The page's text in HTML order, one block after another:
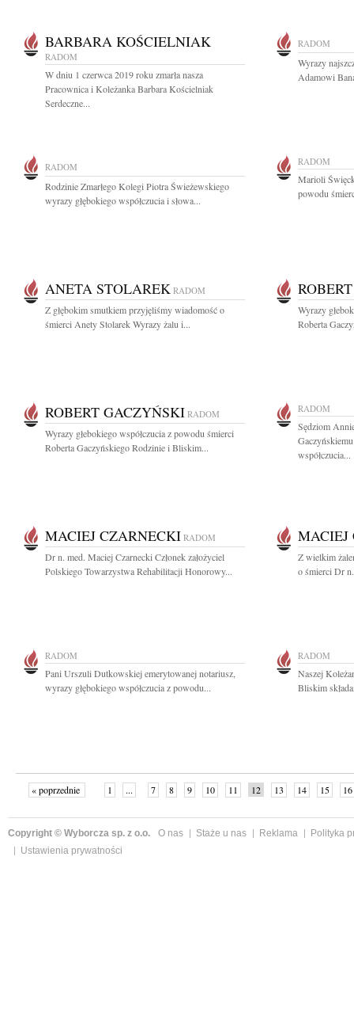
BARBARA KOŚCIELNIAK
RADOM
W dniu 1 czerwca 2019 roku zmarła nasza
Pracownica i Koleżanka Barbara Kościelniak
Serdeczne...
RADOM
Wyrazy
Adamowi
RADOM
Rodzinie Zmarłego Kolegi Piotra Świeżewskiego
wyrazy głębokiego współczucia i słowa...
RADOM
Marioli
powodu
ANETA STOLAREK RADOM
Z głębokim smutkiem przyjęliśmy wiadomość o
śmierci Anety Stolarek Wyrazy żalu i...
Wyrazy
Roberta
ROBERT GACZYŃSKI RADOM
Wyrazy głebokiego współczucia z powodu śmierci
Roberta Gaczyńskiego Rodzinie i Bliskim...
RADOM
Sędziom
współczucia...
MACIEJ CZARNECKI RADOM
Dr n. med. Maciej Czarnecki Członek założyciel
Polskiego Towarzystwa Rehabilitacji Honorowy...
MACIEJ
Z wielkim
o śmierci Dr
RADOM
Pani Urszuli Dutkowskiej emerytowanej notariusz,
wyrazy głębokiego współczucia z powodu...
RADOM
Naszej
Bliskim
« poprzednie 1 ... 7 8 9 10 11 12 13 14 15 16
Copyright © Wyborcza sp. z o.o. O nas Staże u nas Reklama
Polityka
Ustawienia prywatności